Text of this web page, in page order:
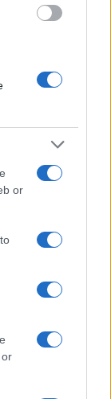
or
– Υποψίες
το 112, στη